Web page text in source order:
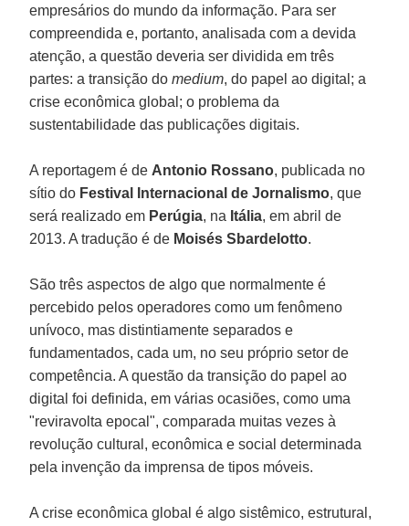
empresários do mundo da informação. Para ser
compreendida e, portanto, analisada com a devida
atenção, a questão deveria ser dividida em três
partes: a transição domedium, do papel ao digital; a
crise econômica global; o problema da
sustentabilidade das publicações digitais.
A reportagem é de Antonio Rossano, publicada no
sítio do Festival Internacional de Jornalismo, que
será realizado em Perúgia, na Itália, em abril de
2013. A tradução é de Moisés Sbardelotto.
São três aspectos de algo que normalmente é
percebido pelos operadores como um fenômeno
unívoco, mas distintiamente separados e
fundamentados, cada um, no seu próprio setor de
competência. A questão da transição do papel ao
digital foi definida, em várias ocasiões, como uma
"reviravolta epocal", comparada muitas vezes à
revolução cultural, econômica e social determinada
pela invenção da imprensa de tipos móveis.
A crise econômica global é algo sistêmico, estrutural,